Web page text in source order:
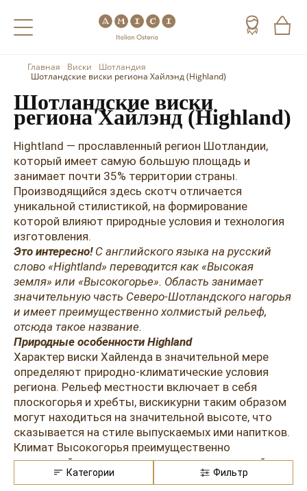
Назад
Холодные напитки
Кофе
Назад
Вино
Игристое вино
Портвейн
Херес
Красные вина
Белые вина
Розовые вина
Итальянские вина
Французские вина
Испанские вина
Назад
Виски
Арманьяк
Текила
Мескаль
Кальвадос
Джин
Ром
Граппа
Водка
Саке
Пиво
Главная Виски
Шотландия
Шотландские виски региона Хайлэнд (Highland)
Шотландские виски
региона Хайлэнд (Highland)
Hightland — прославленный регион Шотландии,
который имеет самую большую площадь и
занимает почти 35% территории страны.
Производящийся здесь скотч отличается
уникальной стилистикой, на формирование
которой влияют природные условия и технология
изготовления.
Это интересно! С английского языка на русский
слово «Hightland» переводится как «Высокая
земля» или «Высокогорье». Область занимает
значительную часть Северо-Шотландского нагорья
и имеет преимущественно холмистый рельеф,
отсюда такое название.
Природные особенности Highland
Характер виски Хайленда в значительной мере
определяют природно-климатические условия
региона. Рельеф местности включает в себя
плоскогорья и хребты, вискикурни таким образом
могут находиться на значительной высоте, что
сказывается на стиле выпускаемых ими напитков.
Климат Высокогорья преимущественно
умеренный, но все-таки довольно прохладный.
Область граничит с морским побережьем, что
Категории Фильтр